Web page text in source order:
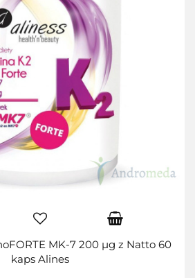
MK-7 200 µg z Natto 60
kaps Alines